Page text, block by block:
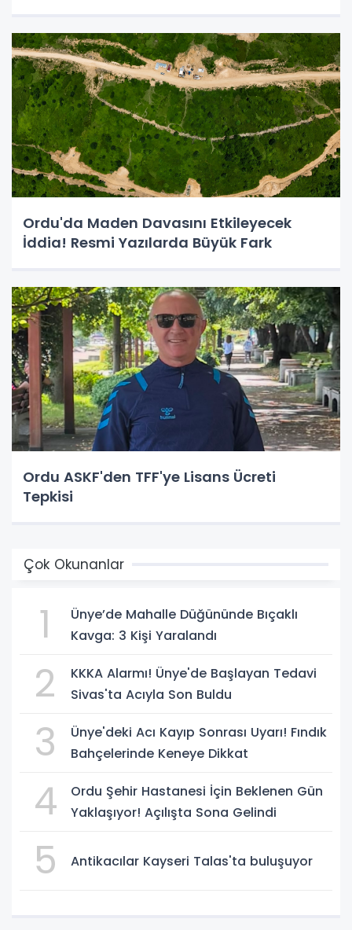
Ordu'da Maden Davasını Etkileyecek
İddia! Resmi Yazılarda Büyük Fark
Ordu ASKF'den TFF'ye Lisans Ücreti
Tepkisi
Çok Okunanlar
1
Ünye’de Mahalle Düğününde Bıçaklı
Kavga: 3 Kişi Yaralandı
2
KKKA Alarmı! Ünye'de Başlayan Tedavi
Sivas'ta Acıyla Son Buldu
3
Ünye'deki Acı Kayıp Sonrası Uyarı! Fındık
Bahçelerinde Keneye Dikkat
4
Ordu Şehir Hastanesi İçin Beklenen Gün
Yaklaşıyor! Açılışta Sona Gelindi
5 Antikacılar Kayseri Talas'ta buluşuyor